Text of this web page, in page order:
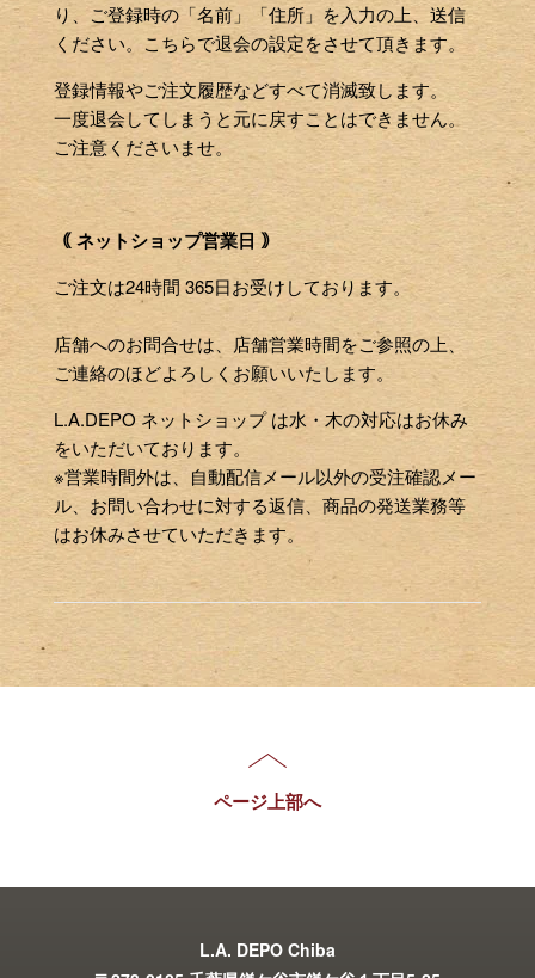
り、ご登録時の「名前」「住所」を入力の上、送信
ください。こちらで退会の設定をさせて頂きます。
登録情報やご注文履歴などすべて消滅致します。
一度退会してしまうと元に戻すことはできません。
ご注意くださいませ。
｟ ネットショップ営業日 ｠
ご注文は24時間 365日お受けしております。
店舗へのお問合せは、店舗営業時間をご参照の上、
ご連絡のほどよろしくお願いいたします。
L.A.DEPO ネットショップ は水・木の対応はお休み
をいただいております。
※営業時間外は、自動配信メール以外の受注確認メー
ル、お問い合わせに対する返信、商品の発送業務等
はお休みさせていただきます。
ページ上部へ
L.A. DEPO Chiba